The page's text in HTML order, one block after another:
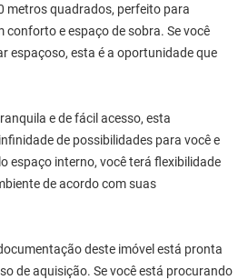
metros quadrados, perfeito para
e espaço de sobra. Se você
espaçoso, esta é a oportunidade que
e de fácil acesso, esta
de possibilidades para você e
espaço interno, você terá flexibilidade
de acordo com suas
deste imóvel está pronta
de aquisição. Se você está procurando